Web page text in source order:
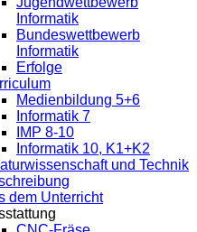
Informatik
Bundeswettbewerb
Informatik
Erfolge
Medienbildung 5+6
Informatik 7
IMP 8-10
Informatik 10, K1+K2
und Technik
dem Unterricht